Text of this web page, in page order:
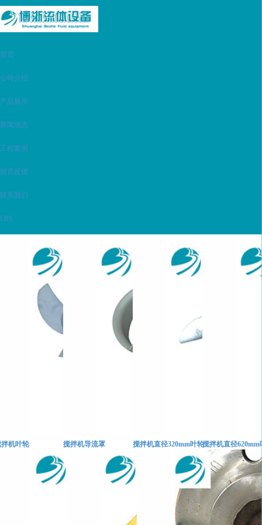
首页
公司介绍
产品展示
新闻动态
工程案例
留言反馈
联系我们
LBS
机叶轮 搅拌机导流罩 搅拌机直径320mm叶轮搅拌机直径620mm